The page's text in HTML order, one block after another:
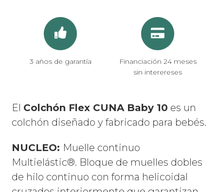
3 años de garantía
Financiación 24 meses
sin interereses
El Colchón Flex CUNA Baby 10 es un
colchón diseñado y fabricado para bebés.
NUCLEO: Muelle continuo
Multielástic®. Bloque de muelles dobles
de hilo continuo con forma helicoidal